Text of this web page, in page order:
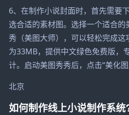
6、在制作小说封面时，首先需要
选合适的素材图。选择一个适合
秀（美图大师），可以轻松完成
为33MB，提供中文绿色免费版，
计。启动美图秀秀后，点击“美化图
北京
如何制作线上小说制作系统